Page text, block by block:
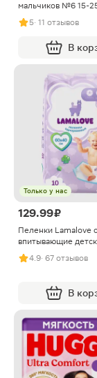
мальчиков №6 15-
Ultra Comfort 38шт
5· 11 отзывов
В
Только у нас
129.99 ₽
Пеленки Lamalove
впитывающие
10шт
4.9· 67 отзывов
В